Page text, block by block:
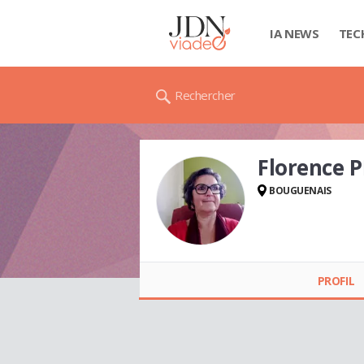
IA NEWS
Rechercher
Florence
PERRICHAUD
Florence
BOUGUENAIS
PROFIL